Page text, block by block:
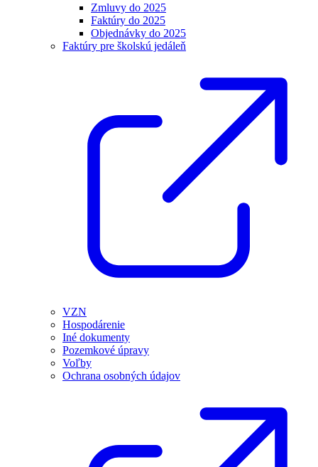
Zmluvy do 2025
Faktúry do 2025
Objednávky do 2025
Faktúry pre školskú jedáleň
VZN
Hospodárenie
Iné dokumenty
Pozemkové úpravy
Voľby
Ochrana osobných údajov